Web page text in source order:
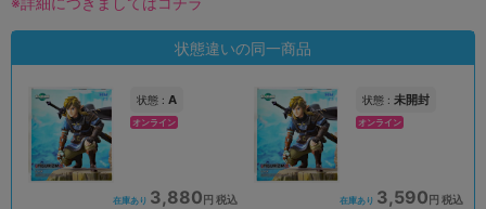
状態違いの同一商品
状態 : A
オンライン
在庫あり 3,880円 税込
状態 : 未開封
オンライン
在庫あり 3,590円 税込